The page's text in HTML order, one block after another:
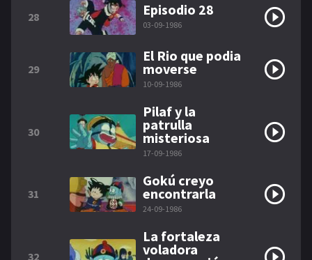
28 Episodio 28
03-09-1986
29
El Rio que podia
moverse
10-09-1986
30
Pilaf y la
patrulla
misteriosa
17-09-1986
31
Gokú creyo
encontrarla
24-09-1986
32
La fortaleza
voladora